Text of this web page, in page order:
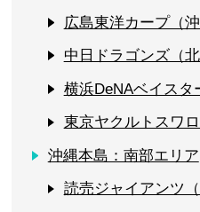
広島東洋カープ（沖
中日ドラゴンズ（北
横浜DeNAベイスタ
東京ヤクルトスワ
沖縄本島：南部エリア
読売ジャイアンツ（